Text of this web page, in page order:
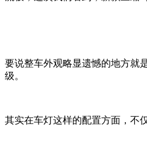
要说整车外观略显遗憾的地方就
级。
其实在车灯这样的配置方面，不